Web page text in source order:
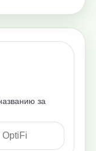
за